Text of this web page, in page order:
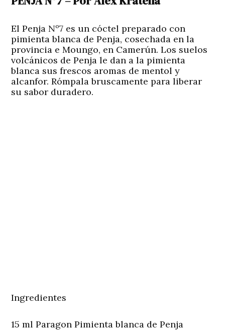
El Penja Nº7 es un cóctel preparado con
pimienta blanca de Penja, cosechada en la
provincia e Moungo, en Camerún. Los suelos
volcánicos de Penja le dan a la pimienta
blanca sus frescos aromas de mentol y
alcanfor. Rómpala bruscamente para liberar
su sabor duradero.
Ingredientes
15 ml Paragon Pimienta blanca de Penja